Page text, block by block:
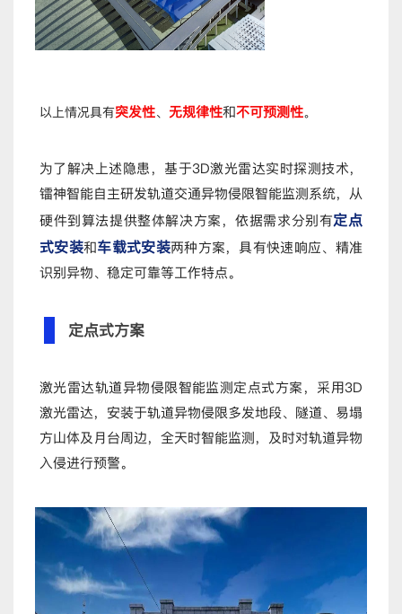
以上情况具有突发性、 无规律性和不可预测性。
为了解决上述隐患，基于3D激光雷达实时探测技术，
镭神智能自主研发轨道交通异物侵限智能监测系统，从
硬件到算法提供整体解决方案，依据需求分别有定点
式安装和车载式安装两种方案，具有快速响应、精准
识别异物、稳定可靠等工作特点。
定点式方案
激光雷达轨道异物侵限智能监测定点式方案，采用3D
激光雷达，安装于轨道异物侵限多发地段、隧道、易塌
方山体及月台周边，全天时智能监测，及时对轨道异物
入侵进行预警。